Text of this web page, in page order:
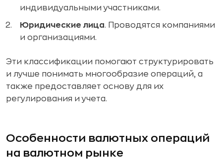
индивидуальными участниками.
Юридические лица. Проводятся компаниями
и организациями.
Эти классификации помогают структурировать
и лучше понимать многообразие операций, а
также предоставляет основу для их
регулирования и учета.
Особенности валютных операций
на валютном рынке